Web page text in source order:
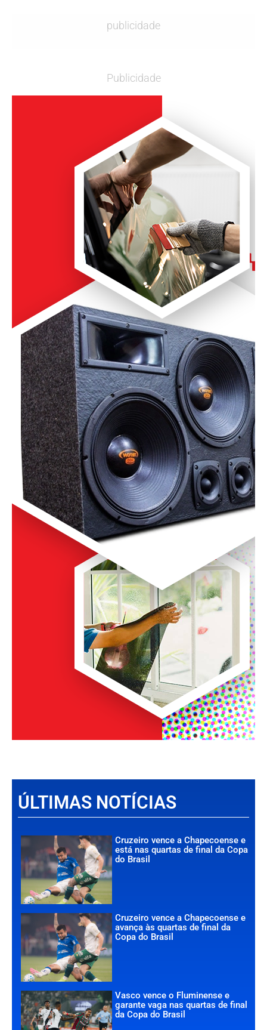
publicidade
Publicidade
ÚLTIMAS NOTÍCIAS
Cruzeiro vence a Chapecoense e
está nas quartas de final da Copa
do Brasil
Cruzeiro vence a Chapecoense e
avança às quartas de final da
Copa do Brasil
Vasco vence o Fluminense e
garante vaga nas quartas de final
da Copa do Brasil